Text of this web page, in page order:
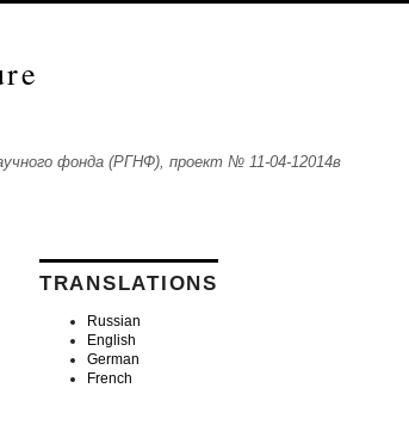
фонда (РГНФ), проект № 11-04-12014в
TRANSLATIONS
Russian
English
German
French